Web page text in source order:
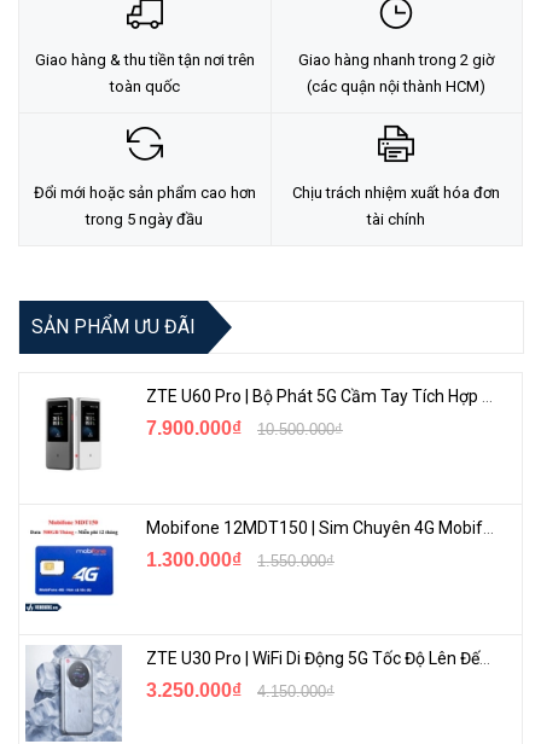
Kết Nối Nhiều Thiết Bị Cùng Lúc
LINKSYS LAPN600hỗ trợ băng tần 2.4Ghz với băng thông lên đến
và 5Ghz có băng thông lên đến300Mbpsgiúp bạn có thể
Tốc Độ Mạng Nhanh Chóng
băng thông lên đến 300Mbpsgiúp bạn có thể lướt web, xem phim,
chơi game, một cách mượt mà, nhanh chóng, độ trễ ít.
Giao hàng & thu tiền tận nơi trên
toàn quốc
Giao hàng nhanh trong 2 giờ
(các quận nội thành HCM)
Đổi mới hoặc sản phẩm cao hơn
trong 5 ngày đầu
Chịu trách nhiệm xuất hóa đơn
tài chính
SẢN PHẨM ƯU ĐÃI
ZTE U60 Pro | Bộ Phát 5G Cầm Tay Tích Hợp Công Nghệ WiFi 7, Pin 10000mAh
7.900.000₫ 10.500.000₫
1.300.000₫ 1.550.000₫
ZTE U30 Pro | WiFi Di Động 5G Tốc Độ Lên Đến 500Mbps, Màn Hình Cảm Ứng
3.250.000₫ 4.150.000₫